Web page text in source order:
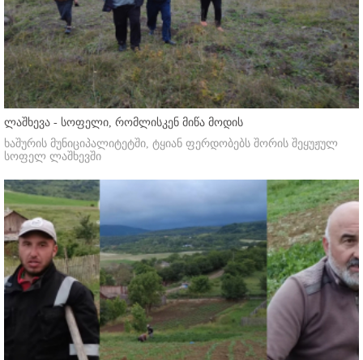
ლაშხევა - სოფელი, რომლისკენ მიწა მოდის
ხაშურის მუნიციპალიტეტში, ტყიან ფერდობებს შორის შეყუჟულ
სოფელ ლაშხევში